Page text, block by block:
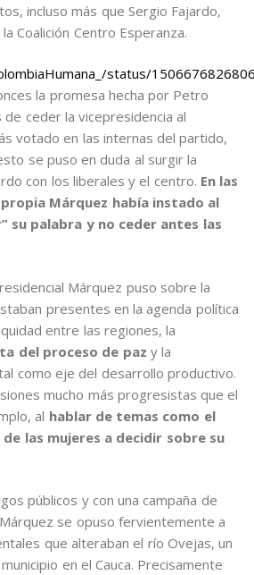
incluso más que Sergio Fajardo,
Coalición Centro Esperanza.
status/
la promesa hecha por Petro
ceder la vicepresidencia al
votado en las internas del partido,
se puso en duda al surgir la
con los liberales y el centro. En las
Márquez había instado al
su palabra y no ceder antes las
Márquez puso sobre la
presentes en la agenda política
entre las regiones, la
del proceso de paz y la
como eje del desarrollo productivo.
mucho más progresistas que el
al hablar de temas como el
las mujeres a decidir sobre su
públicos y con una campaña de
se opuso fervientemente a
que alteraban el río Ovejas, un
en el Cauca. Precisamente